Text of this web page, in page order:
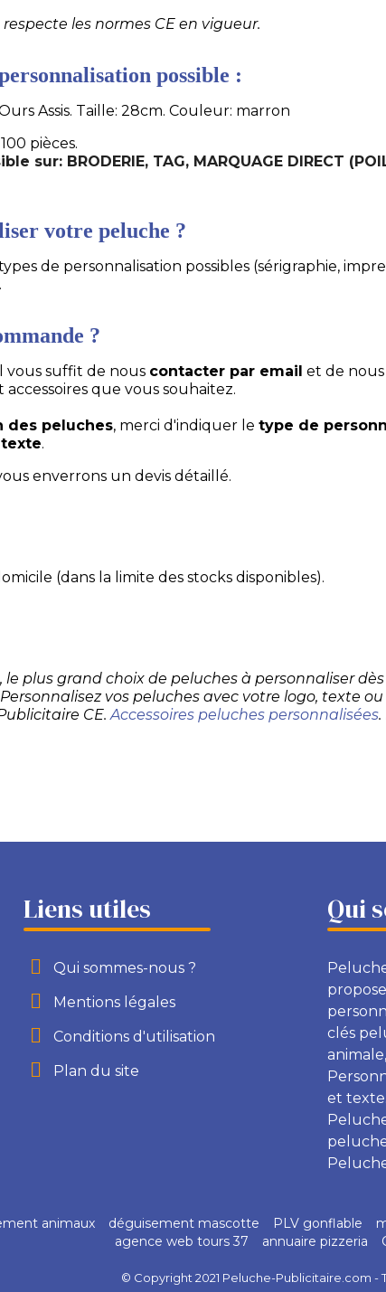
les normes CE en vigueur.
possible :
Assis. Taille: 28cm. Couleur: marron
pièces.
sur: BRODERIE, TAG, MARQUAGE DIRECT
votre peluche ?
de personnalisation possibles (sérigraphie,
?
vous suffit de nous contacter par email et de
que vous souhaitez.
des peluches, merci d'indiquer le type de
.
enverrons un devis détaillé.
(dans la limite des stocks disponibles).
, le plus grand choix de peluches à personnaliser
vos peluches avec votre logo, texte
CE.Accessoires peluches personnalisées.
Liens utiles
Qui sommes-nous ?
Mentions légales
Conditions d'utilisation
Plan du site
Qui
clés
et
animaux déguisement mascotte PLV gonflable
agence web tours 37
annuaire pizzeria
© Copyright 2021 Peluche-Publicitaire.com -